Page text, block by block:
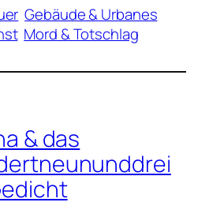
Gebäude & Urbanes
Mord & Totschlag
& das